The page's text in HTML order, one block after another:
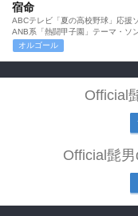
宿命
ABCテレビ「夏の高校野球」応援
ANB系「熱闘甲子園」テーマ・ソ
オルゴール
Official
Official髭